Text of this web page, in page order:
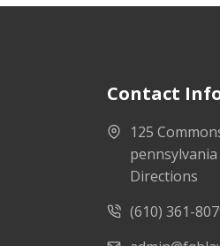
Contact
125
Directions
(610) 361-